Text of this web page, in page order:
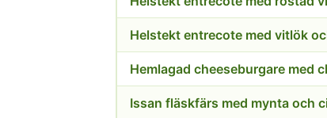
Helstekt entrecote med vitlök
Issan fläskfärs med mynta och